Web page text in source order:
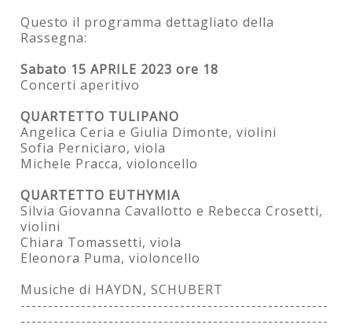
Questo il programma dettagliato della
Rassegna:
Sabato 15 APRILE 2023 ore 18
Concerti aperitivo
QUARTETTO TULIPANO
Angelica Ceria e Giulia Dimonte, violini
Sofia Perniciaro, viola
Michele Pracca, violoncello
QUARTETTO EUTHYMIA
Silvia Giovanna Cavallotto e Rebecca Crosetti,
violini
Chiara Tomassetti, viola
Eleonora Puma, violoncello
Musiche di HAYDN, SCHUBERT
--------------------------------------------------------
--------------------------------------------------------